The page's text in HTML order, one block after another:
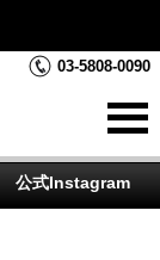
03-5808-0090
公式Instagram